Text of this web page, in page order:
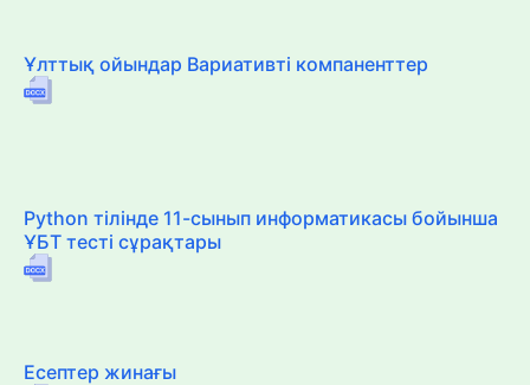
Ұлттық ойындар Вариативті компаненттер
Python тілінде 11-сынып информатикасы бойынша
ҰБТ тесті сұрақтары
Есептер жинағы